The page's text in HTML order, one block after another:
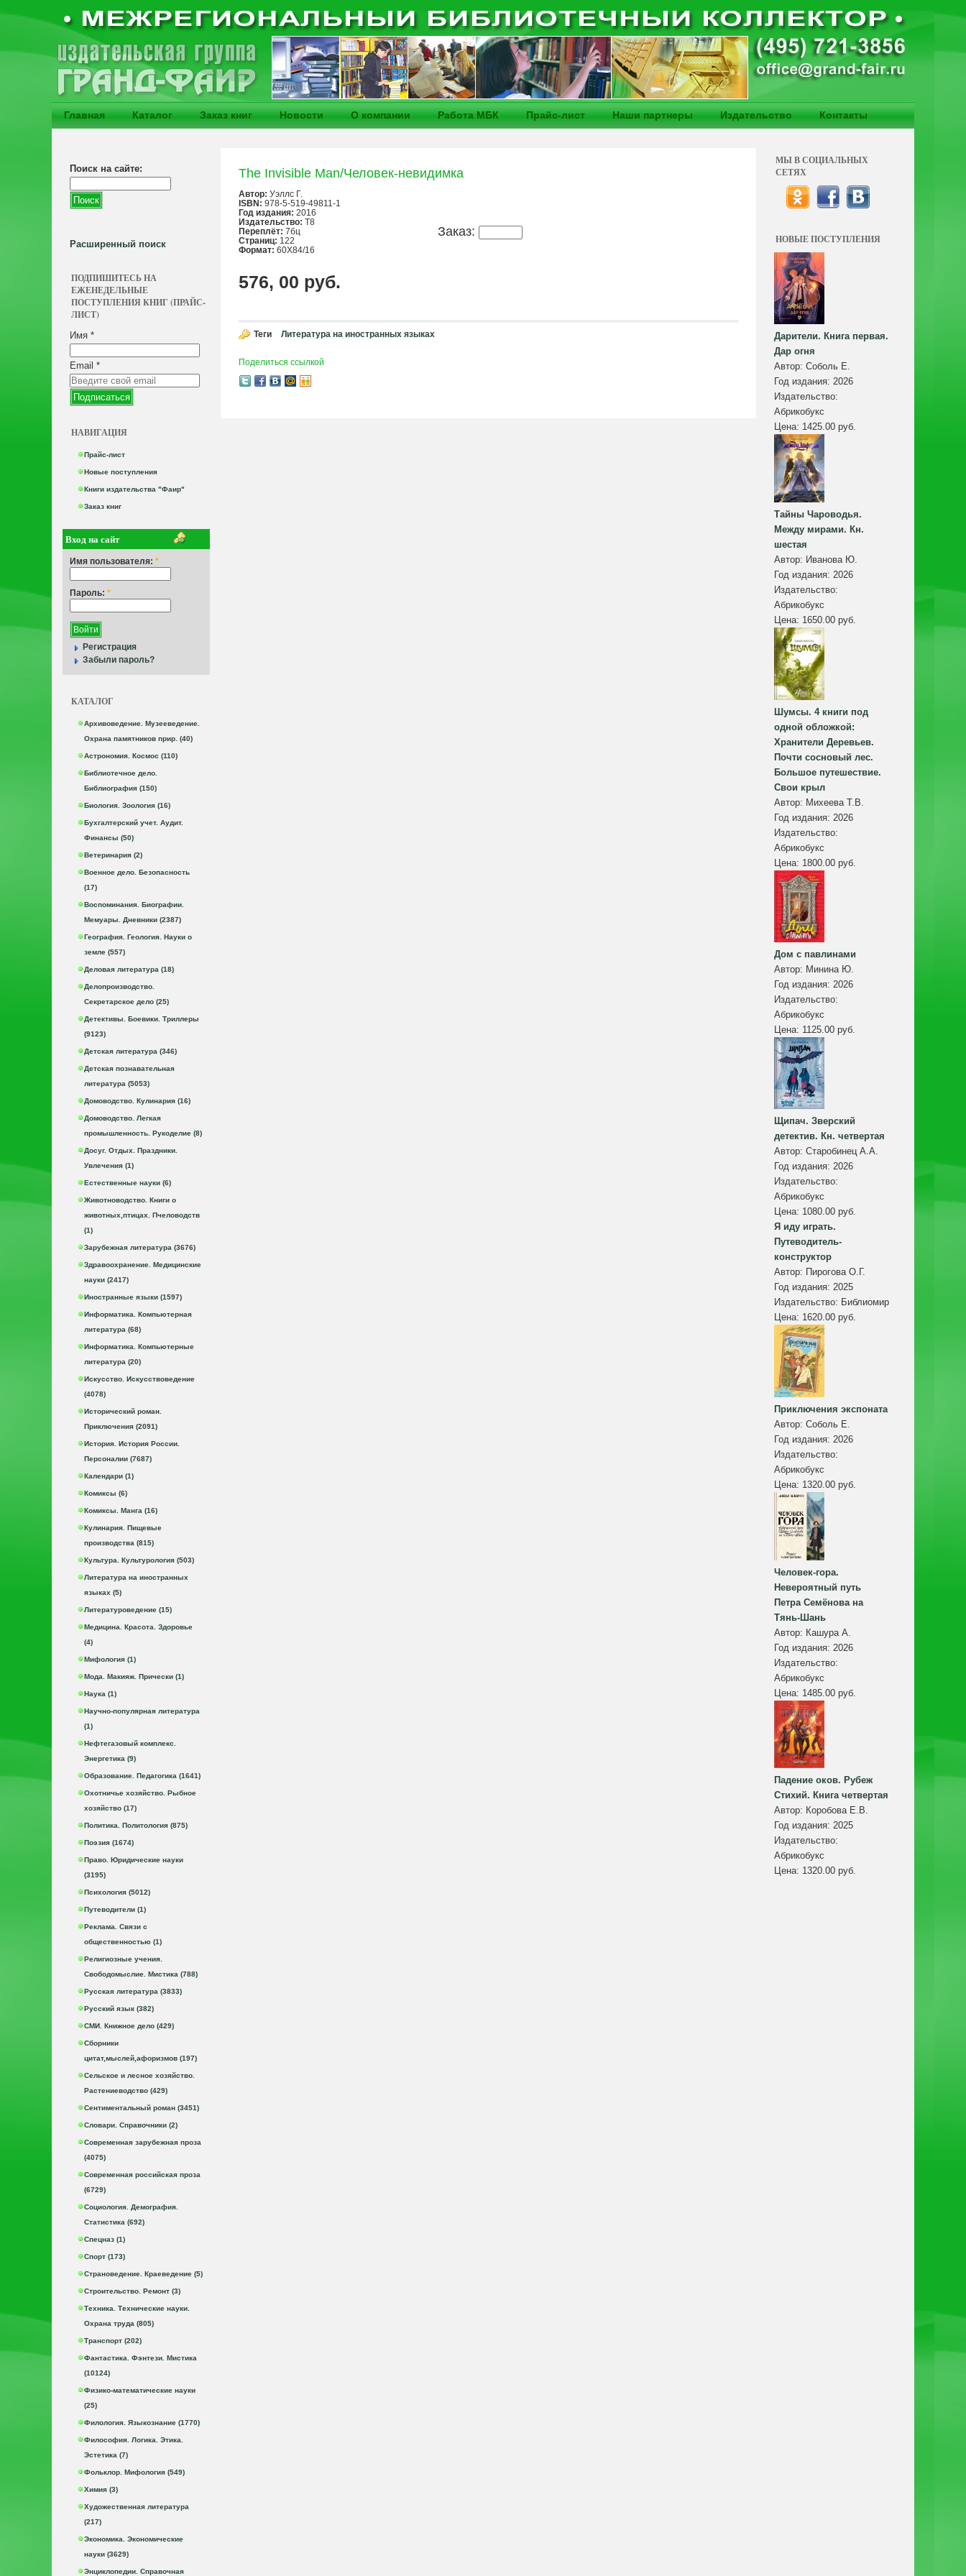
Главная Каталог Заказ книг Новости О компании Работа МБК Прайс-лист Наши партнеры Издательство Контакты
Поиск на сайте:
Расширенный поиск
ПОДПИШИТЕСЬ НА
ЕЖЕНЕДЕЛЬНЫЕ
ПОСТУПЛЕНИЯ КНИГ (ПРАЙС-
ЛИСТ)
Имя *
Email *
НАВИГАЦИЯ
Прайс-лист
Новые поступления
Книги издательства "Фаир"
Заказ книг
Вход на сайт
Имя пользователя: *
Пароль: *
Регистрация
Забыли пароль?
КАТАЛОГ
Архивоведение. Музееведение.
Охрана памятников прир. (40)
Астрономия. Космос (110)
Библиотечное дело.
Библиография (150)
Биология. Зоология (16)
Бухгалтерский учет. Аудит.
Финансы (50)
Ветеринария (2)
Военное дело. Безопасность
(17)
Воспоминания. Биографии.
Мемуары. Дневники (2387)
География. Геология. Науки о
земле (557)
Деловая литература (18)
Делопроизводство.
Секретарское дело (25)
Детективы. Боевики. Триллеры
(9123)
Детская литература (346)
Детская познавательная
литература (5053)
Домоводство. Кулинария (16)
Домоводство. Легкая
промышленность. Рукоделие (8)
Досуг. Отдых. Праздники.
Увлечения (1)
Естественные науки (6)
Животноводство. Книги о
животных,птицах. Пчеловодств
(1)
Зарубежная литература (3676)
Здравоохранение. Медицинские
науки (2417)
Иностранные языки (1597)
Информатика. Компьютерная
литература (68)
Информатика. Компьютерные
литература (20)
Искусство. Искусствоведение
(4078)
Исторический роман.
Приключения (2091)
История. История России.
Персоналии (7687)
Календари (1)
Комиксы (6)
Комиксы. Манга (16)
Кулинария. Пищевые
производства (815)
Культура. Культурология (503)
Литература на иностранных
языках (5)
Литературоведение (15)
Медицина. Красота. Здоровье
(4)
Мифология (1)
Мода. Макияж. Прически (1)
Наука (1)
Научно-популярная литература
(1)
Нефтегазовый комплекс.
Энергетика (9)
Образование. Педагогика (1641)
Охотничье хозяйство. Рыбное
хозяйство (17)
Политика. Политология (875)
Поэзия (1674)
Право. Юридические науки
(3195)
Психология (5012)
Путеводители (1)
Реклама. Связи с
общественностью (1)
Религиозные учения.
Свободомыслие. Мистика (788)
Русская литература (3833)
Русский язык (382)
СМИ. Книжное дело (429)
Сборники
цитат,мыслей,афоризмов (197)
Сельское и лесное хозяйство.
Растениеводство (429)
Сентиментальный роман (3451)
Словари. Справочники (2)
Современная зарубежная проза
(4075)
Современная российская проза
(6729)
Социология. Демография.
Статистика (692)
Спецназ (1)
Спорт (173)
Страноведение. Краеведение (5)
Строительство. Ремонт (3)
Техника. Технические науки.
Охрана труда (805)
Транспорт (202)
Фантастика. Фэнтези. Мистика
(10124)
Физико-математические науки
(25)
Филология. Языкознание (1770)
Философия. Логика. Этика.
Эстетика (7)
Фольклор. Мифология (549)
Химия (3)
Художественная литература
(217)
Экономика. Экономические
науки (3629)
Энциклопедии. Справочная
The Invisible Man/Человек-невидимка
Заказ:
Автор: Уэллс Г.
ISBN: 978-5-519-49811-1
Год издания: 2016
Издательство: Т8
Переплёт: 7бц
Страниц: 122
Формат: 60Х84/16
576, 00 руб.
Теги Литература на иностранных языках
Поделиться ссылкой
МЫ В СОЦИАЛЬНЫХ
СЕТЯХ
НОВЫЕ ПОСТУПЛЕНИЯ
Дарители. Книга первая.
Дар огня
Автор: Соболь Е.
Год издания: 2026
Издательство:
Абрикобукс
Цена: 1425.00 руб.
Тайны Чароводья.
Между мирами. Кн.
шестая
Автор: Иванова Ю.
Год издания: 2026
Издательство:
Абрикобукс
Цена: 1650.00 руб.
Шумсы. 4 книги под
одной обложкой:
Хранители Деревьев.
Почти сосновый лес.
Большое путешествие.
Свои крыл
Автор: Михеева Т.В.
Год издания: 2026
Издательство:
Абрикобукс
Цена: 1800.00 руб.
Дом с павлинами
Автор: Минина Ю.
Год издания: 2026
Издательство:
Абрикобукс
Цена: 1125.00 руб.
Щипач. Зверский
детектив. Кн. четвертая
Автор: Старобинец А.А.
Год издания: 2026
Издательство:
Абрикобукс
Цена: 1080.00 руб.
Я иду играть.
Путеводитель-
конструктор
Автор: Пирогова О.Г.
Год издания: 2025
Издательство: Библиомир
Цена: 1620.00 руб.
Приключения экспоната
Автор: Соболь Е.
Год издания: 2026
Издательство:
Абрикобукс
Цена: 1320.00 руб.
Человек-гора.
Невероятный путь
Петра Семёнова на
Тянь-Шань
Автор: Кашура А.
Год издания: 2026
Издательство:
Абрикобукс
Цена: 1485.00 руб.
Падение оков. Рубеж
Стихий. Книга четвертая
Автор: Коробова Е.В.
Год издания: 2025
Издательство:
Абрикобукс
Цена: 1320.00 руб.